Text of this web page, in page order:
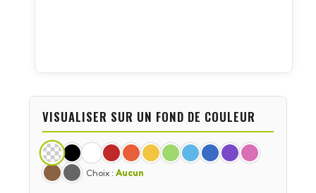
VISUALISER SUR UN FOND DE COULEUR
Choix : Aucun